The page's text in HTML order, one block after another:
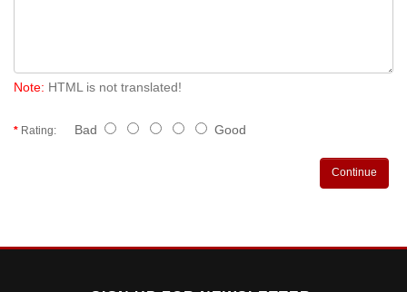
Note: HTML is not translated!
Rating: Bad Good
Continue